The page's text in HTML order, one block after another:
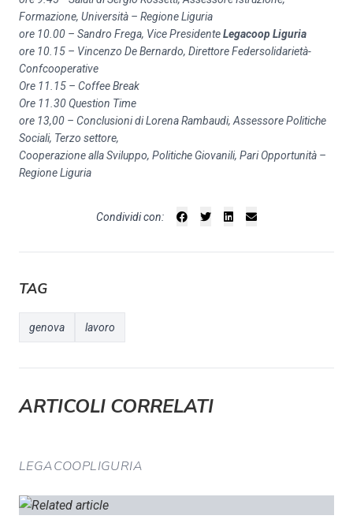
Formazione, Università – Regione Liguria
ore 10.00 – Sandro Frega, Vice PresidenteLegacoop Liguria
ore 10.15 – Vincenzo De Bernardo, Direttore Federsolidarietà-
Confcooperative
Ore 11.15 – Coffee Break
Ore 11.30 Question Time
ore 13,00 – Conclusioni diLorena Rambaudi, Assessore Politiche
Sociali, Terzo settore,
Cooperazione alla Sviluppo, Politiche Giovanili, Pari Opportunità –
Regione Liguria
Condividi con:
TAG
genova lavoro
ARTICOLI CORRELATI
LEGACOOPLIGURIA